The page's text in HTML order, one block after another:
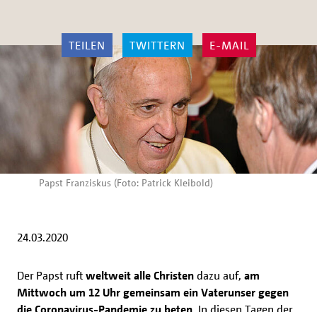
TEILEN TWITTERN E-MAIL
Papst Franziskus (Foto: Patrick Kleibold)
24.03.2020
Der Papst ruft weltweit alle Christen dazu auf, am
Mittwoch um 12 Uhr gemeinsam ein Vaterunser gegen